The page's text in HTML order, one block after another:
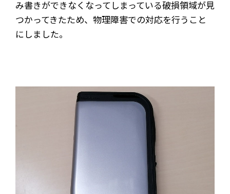
み書きができなくなってしまっている破損領域が見
つかってきたため、物理障害での対応を行うこと
にしました。